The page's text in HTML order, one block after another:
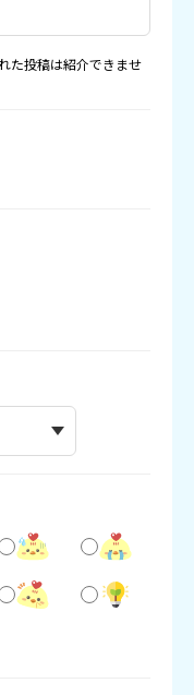
た投稿は紹介できませ